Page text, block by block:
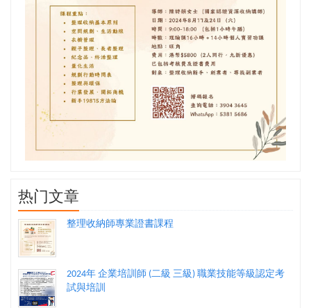
热门文章
整理收納師專業證書課程
2024年 企業培訓師 (二級 三級) 職業技能等級認定考
試與培訓